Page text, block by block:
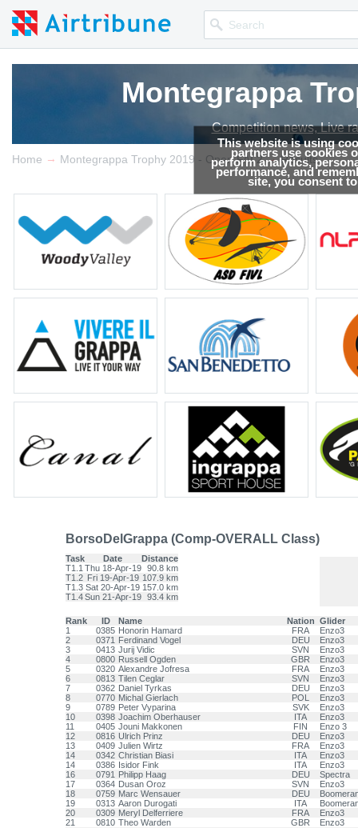
This website is using
partners use cookies
perform analytics,
performance, and
site, you consent
Montegrappa
Competition news, Live
Home → Montegrappa Trophy 2019 - Open FAI 2 → Results
BorsoDelGrappa (Comp-OVERALL Class)
Task Date
Distance
T1.1 Thu 18-Apr-19
90.8 km
T1.2 Fri 19-Apr-19 107.9 km
T1.3 Sat 20-Apr-19 157.0 km
T1.4 Sun 21-Apr-19 93.4 km
Rank ID Name Nation Glider
1
0385 Honorin Hamard FRA
Enzo3
2
0371 Ferdinand Vogel DEU
Enzo3
3
0413 Jurij Vidic SVN
Enzo3
4
0800 Russell Ogden GBR
Enzo3
5
0320 Alexandre Jofresa FRA
Enzo3
6
0813 Tilen Ceglar SVN
Enzo3
7
0362 Daniel Tyrkas DEU
Enzo3
8
0770 Michal Gierlach POL
Enzo3
9
0789 Peter Vyparina SVK
Enzo3
10
0398 Joachim Oberhauser ITA
Enzo3
11
0405 Jouni Makkonen FIN
Enzo 3
12
0816 Ulrich Prinz DEU
Enzo3
13
0409 Julien Wirtz FRA
Enzo3
14
0342 Christian Biasi ITA
Enzo3
14
0386 Isidor Fink ITA
Enzo3
16
0791 Philipp Haag DEU
Spectra
17
0364 Dusan Oroz SVN
Enzo3
18
0759 Marc Wensauer DEU
19
0313 Aaron Durogati ITA
20
0309 Meryl Delferriere FRA
Enzo3
21
0810 Theo Warden GBR
Enzo3